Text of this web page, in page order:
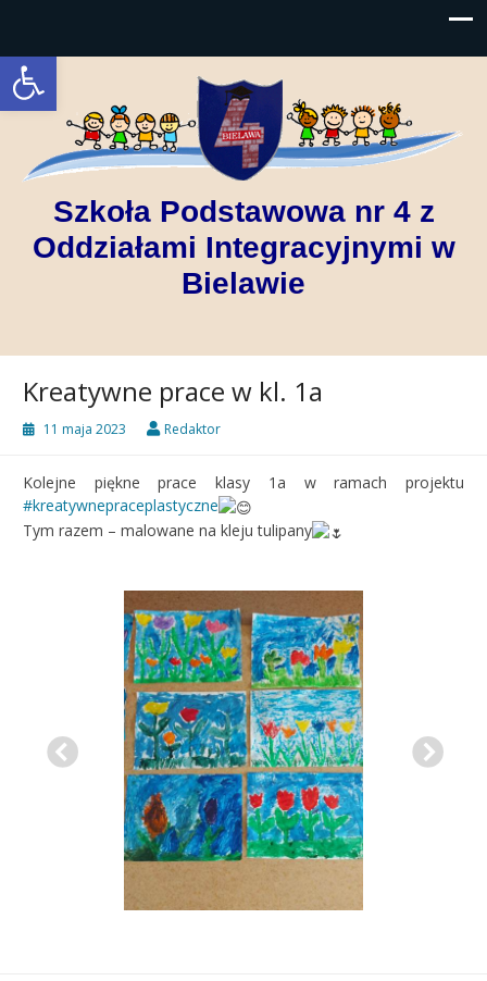
Open toolbar
Szkoła Podstawowa nr 4 z
Oddziałami Integracyjnymi w
Bielawie
Kreatywne prace w kl. 1a
11 maja 2023 Redaktor
Kolejne piękne prace klasy 1a w ramach projektu
#kreatywnepraceplastyczne
Tym razem – malowane na kleju tulipany